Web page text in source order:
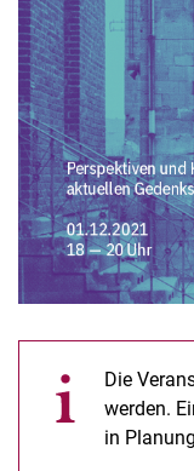
Die
werden.
in